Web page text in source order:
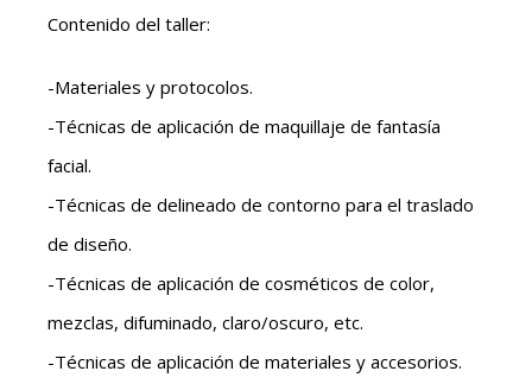
Contenido del taller:
-Materiales y protocolos.
-Técnicas de aplicación de maquillaje de fantasía
facial.
-Técnicas de delineado de contorno para el traslado
de diseño.
-Técnicas de aplicación de cosméticos de color,
mezclas, difuminado, claro/oscuro, etc.
-Técnicas de aplicación de materiales y accesorios.